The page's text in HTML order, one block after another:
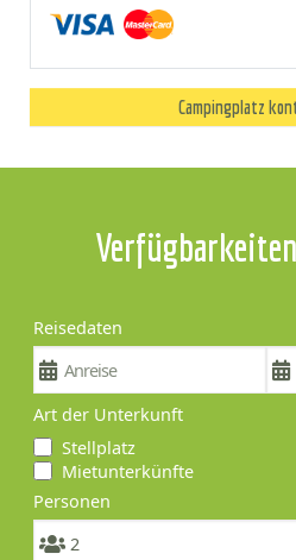
Campingplatz
Reisedaten
Art der Unterkunft
Stellplatz
Mietunterkünfte
Personen